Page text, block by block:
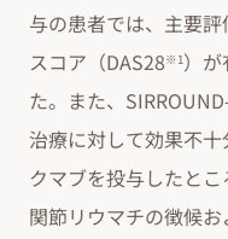
与の患者では、主要
スコア（DAS28※1）
た。また、
治療に対して効果不
クマブを投与したと
関節リウマチの徴候